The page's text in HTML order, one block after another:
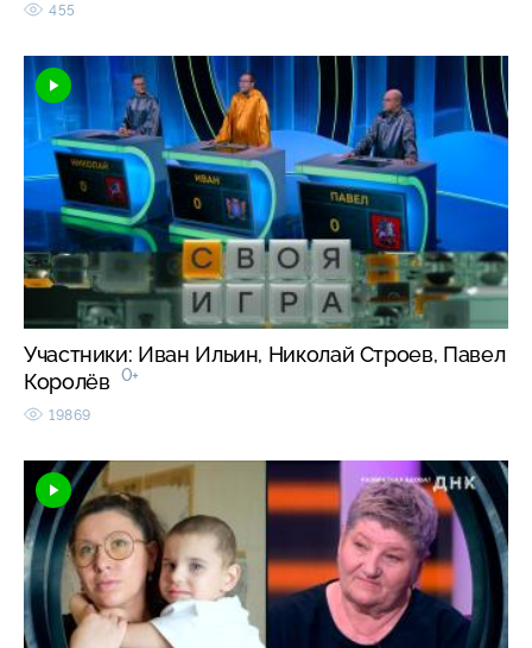
455
Участники: Иван Ильин, Николай Строев, Павел
Королёв
0+
19869